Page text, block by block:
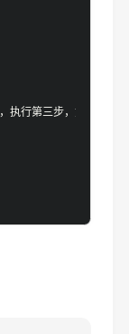
，执行第三步，如果判断